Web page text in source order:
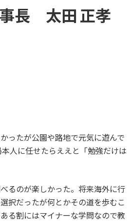
事長 太田 正孝
ったが公園や路地で元気に遊んで
人に任せたらええと「勉強だけは
るのが楽しかった。将来海外に行
択だったが何とかその道を歩むこ
る割にはマイナーな学問なので教